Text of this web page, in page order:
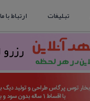
تبلیغات ارتباط با ما